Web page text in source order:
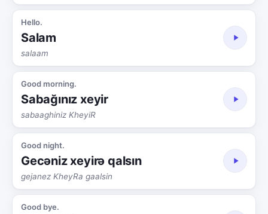
Hello.
Salam
salaam
Good morning.
Sabağınız xeyir
sabaaghiniz KheyiR
Good night.
Gecəniz xeyirə qalsın
gejanez KheyRa gaalsin
Good bye.